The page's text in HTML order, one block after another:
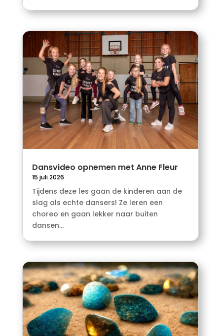
Dansvideo opnemen met Anne Fleur
15 juli 2026
Tijdens deze les gaan de kinderen aan de
slag als echte dansers! Ze leren een
choreo en gaan lekker naar buiten
dansen...